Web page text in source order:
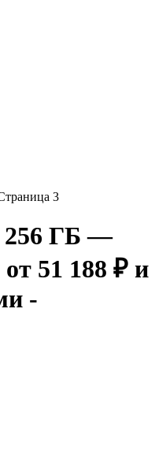
3
256 ГБ —
51 188 ₽ и
-